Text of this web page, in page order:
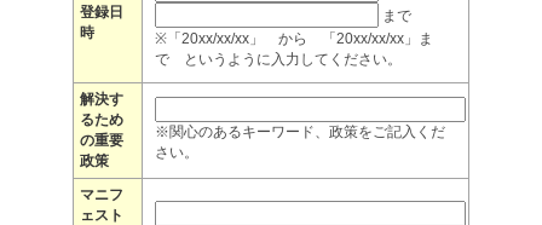
登録日
時
まで
※「20xx/xx/xx」 から 「20xx/xx/xx」ま
で というように入力してください。
解決す
るため
の重要
政策
※関心のあるキーワード、政策をご記入くだ
さい。
マニフ
ェスト